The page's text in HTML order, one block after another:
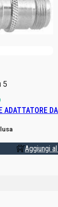
5
ADATTATORE
Aggiungi